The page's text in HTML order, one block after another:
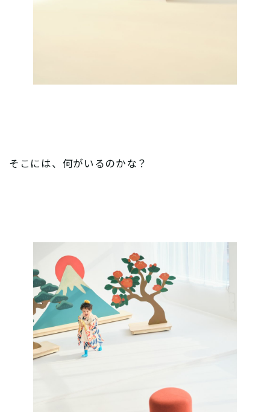
そこには、何がいるのかな？